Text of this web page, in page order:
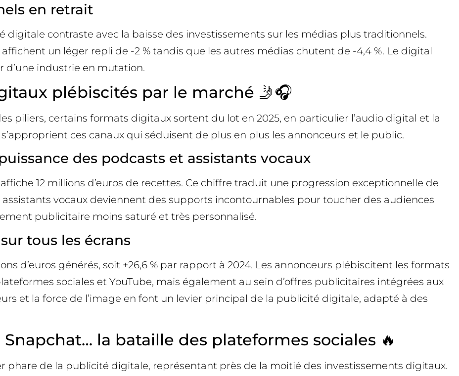
en retrait
contraste avec la baisse des investissements sur les médias plus traditionnels.
un léger repli de -2 % tandis que les autres médias chutent de -4,4 %. Le digital
industrie en mutation.
plébiscités par le marché 🤳🎧
piliers, certains formats digitaux sortent du lot en 2025, en particulier l’audio digital et la
ces canaux qui séduisent de plus en plus les annonceurs et le public.
des podcasts et assistants vocaux
12 millions d’euros de recettes. Ce chiffre traduit une progression exceptionnelle de
assistants vocaux deviennent des supports incontournables pour toucher des audiences
publicitaire moins saturé et très personnalisé.
tous les écrans
d’euros générés, soit +26,6 % par rapport à 2024. Les annonceurs plébiscitent les formats
sociales et YouTube, mais également au sein d’offres publicitaires intégrées aux
et la force de l’image en font un levier principal de la publicité digitale, adapté à des
Snapchat… la bataille des plateformes sociales 🔥
phare de la publicité digitale, représentant près de la moitié des investissements digitaux.